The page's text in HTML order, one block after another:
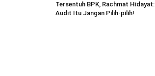
Tersentuh BPK, Rachmat Hidayat:
Audit Itu Jangan Pilih-pilih!